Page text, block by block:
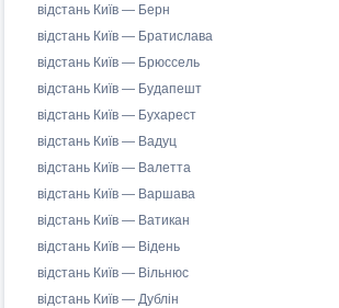
відстань Київ — Берн
відстань Київ — Братислава
відстань Київ — Брюссель
відстань Київ — Будапешт
відстань Київ — Бухарест
відстань Київ — Вадуц
відстань Київ — Валетта
відстань Київ — Варшава
відстань Київ — Ватикан
відстань Київ — Відень
відстань Київ — Вільнюс
відстань Київ — Дублін